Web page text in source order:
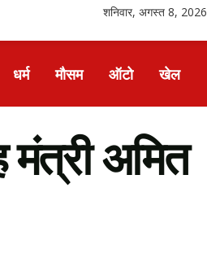
शनिवार, अगस्त 8, 2026
धर्म मौसम ऑटो खेल
अमित